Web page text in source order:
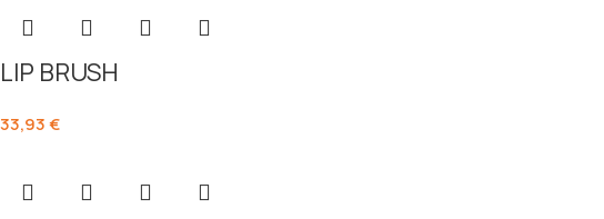
LIP BRUSH
33,93€